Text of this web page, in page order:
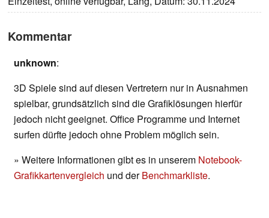
Kommentar
unknown:
3D Spiele sind auf diesen Vertretern nur in Ausnahmen
spielbar, grundsätzlich sind die Grafiklösungen hierfür
jedoch nicht geeignet. Office Programme und Internet
surfen dürfte jedoch ohne Problem möglich sein.
» Weitere Informationen gibt es in unserem Notebook-
Grafikkartenvergleich und derBenchmarkliste.